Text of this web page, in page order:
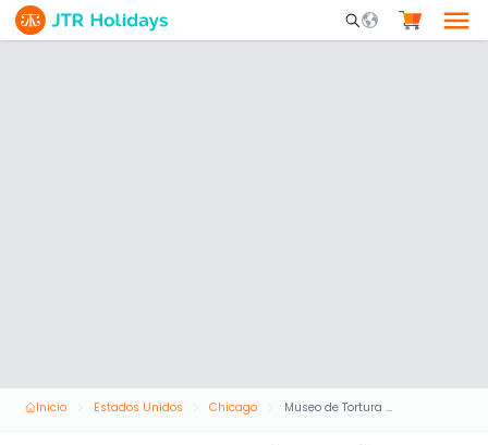
Mobile Search
Inicio Estados Unidos Chicago Museo de Tortura Medieval Chicago